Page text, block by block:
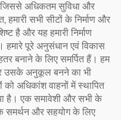
जिससे अधिकतम सुविधा और
हमारी सभी सीटों के निर्माण और
है और यह हमारी निर्माण
हमारे पूरे अनुसंधान एवं विकास
बनाने के लिए समर्पित हैं। हम
उसके अनुकूल बनने का भी
अधिकांश वाहनों में स्थापित
है। एक समावेशी और सभी के
समर्थन और सहयोग के लिए